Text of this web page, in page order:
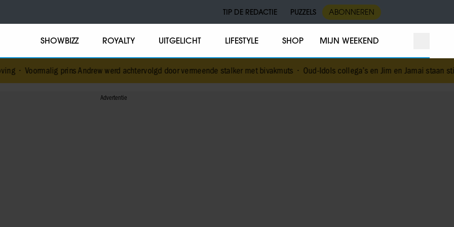
TIP DE REDACTIE PUZZELS ABONNEREN
SHOWBIZZ ROYALTY UITGELICHT LIFESTYLE SHOP MIJN WEEKEND
prins Andrew werd achtervolgd door vermeende stalker met bivakmuts•Oud-Idols collega’s en Jim en Jamai staan stil bij overlijden